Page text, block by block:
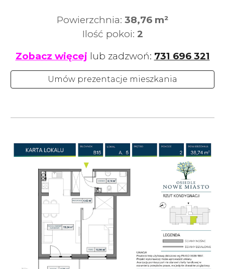
Powierzchnia: 38,76 m²
Ilość pokoi: 2
Zobacz więcej lub zadzwoń: 731 696 321
Umów prezentacje mieszkania